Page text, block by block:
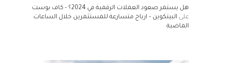
هل يستمر صعود العملات الرقمية في 2024؟ - كاف بوست
على البيتكوين – ارباح متسارعة للمستثمرين خلال الساعات
الماضية